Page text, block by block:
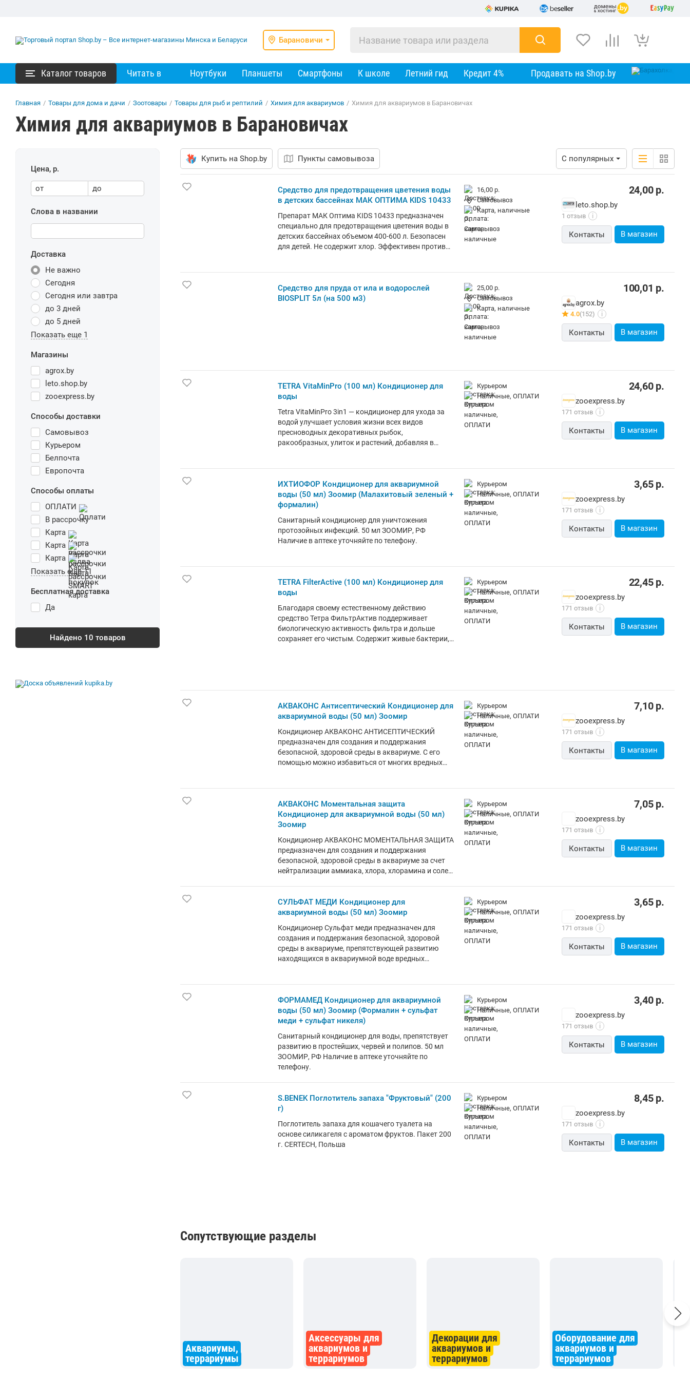
Барановичи
Каталог товаров Читать в Ноутбуки Планшеты Смартфоны К школе Летний гид Кредит 4% Продавать на Shop.by
Главная / Товары для дома и дачи / Зоотовары / Товары для рыб и рептилий / Химия для аквариумов / Химия для аквариумов в Барановичах
Химия для аквариумов в Барановичах
Цена, р.
от до
Слова в названии
Доставка
Не важно
Сегодня
Сегодня или завтра
до 3 дней
до 5 дней
Показать еще 1
Магазины
agrox.by
leto.shop.by
zooexpress.by
Способы доставки
Самовывоз
Курьером
Белпочта
Европочта
Способы оплаты
ОПЛАТИ
В рассрочку
Карта
Карта
Карта
Показать еще 11
Бесплатная доставка
Да
Найдено 10 товаров
Купить на Shop.by Пункты самовывоза С популярных
Средство для предотвращения цветения воды
в детских бассейнах МАК ОПТИМА KIDS 10433
Препарат МАК Оптима KIDS 10433 предназначен
специально для предотвращения цветения воды в
детских бассейнах объемом 400-600 л. Безопасен
для детей. Не содержит хлор. Эффективен против
16,00 р.
Самовывоз
карта, наличные
24,00р.
leto.shop.by
1 отзыв i
Контакты В магазин
Средство для пруда от ила и водорослей
BIOSPLIT 5л (на 500 м3)
25,00 р.
Самовывоз
карта, наличные
100,01 р.
agrox.by
4.0(152) i
Контакты В магазин
TETRA VitaMinPro (100 мл) Кондиционер для
воды
Tetra VitaMinPro 3in1 — кондиционер для ухода за
водой улучшает условия жизни всех видов
пресноводных декоративных рыбок,
ракообразных, улиток и растений, добавляя в
система и активность - Улучшение условий жизни.
100 мл Art 321809 TETRA, Германия
Курьером
наличные, ОПЛАТИ
24,60р.
zooexpress.by
171 отзыв i
Контакты В магазин
ИХТИОФОР Кондиционер для аквариумной
воды (50 мл) Зоомир (Малахитовый зеленый +
формалин)
Санитарный кондиционер для уничтожения
протозойных инфекций. 50 мл ЗООМИР, РФ
Наличие в аптеке уточняйте по телефону.
Курьером
наличные, ОПЛАТИ
3,65р.
zooexpress.by
171 отзыв i
Контакты В магазин
TETRA FilterActive (100 мл) Кондиционер для
воды
Благодаря своему естественному действию
средство Тетра ФильтрАктив поддерживает
биологическую активность фильтра и дольше
сохраняет его чистым. Содержит живые бактерии,
продуктов жизнедеятельности рыб, осадка,
фильтра. 100 мл Art 247031 TETRA, Германия
Курьером
наличные, ОПЛАТИ
22,45р.
zooexpress.by
171 отзыв i
Контакты В магазин
АКВАКОНС Антисептический Кондиционер для
аквариумной воды (50 мл) Зоомир
Кондиционер АКВАКОНС АНТИСЕПТИЧЕСКИЙ
предназначен для создания и поддержания
безопасной, здоровой среды в аквариуме. С его
помощью можно избавиться от многих вредных
аквариума. 50 мл ЗООМИР, РФ Наличие препарата
в аптеке уточняйте по телефону.
Курьером
наличные, ОПЛАТИ
7,10р.
zooexpress.by
171 отзыв i
Контакты В магазин
АКВАКОНС Моментальная защита
Кондиционер для аквариумной воды (50 мл)
Зоомир
Кондиционер АКВАКОНС МОМЕНТАЛЬНАЯ ЗАЩИТА
предназначен для создания и поддержания
безопасной, здоровой среды в аквариуме за счет
нейтрализации аммиака, хлора, хлорамина и солей
препарата в аптеке уточняйте по телефону.
Курьером
наличные, ОПЛАТИ
7,05р.
zooexpress.by
171 отзыв i
Контакты В магазин
СУЛЬФАТ МЕДИ Кондиционер для
аквариумной воды (50 мл) Зоомир
Кондиционер Сульфат меди предназначен для
создания и поддержания безопасной, здоровой
среды в аквариуме, препятствующей развитию
находящихся в аквариумной воде вредных
Курьером
наличные, ОПЛАТИ
3,65р.
zooexpress.by
171 отзыв i
Контакты В магазин
ФОРМАМЕД Кондиционер для аквариумной
воды (50 мл) Зоомир (Формалин + сульфат
меди + сульфат никеля)
Санитарный кондиционер для воды, препятствует
развитию в простейших, червей и полипов. 50 мл
ЗООМИР, РФ Наличие в аптеке уточняйте по
телефону.
Курьером
наличные, ОПЛАТИ
3,40р.
zooexpress.by
171 отзыв i
Контакты В магазин
S.BENEK Поглотитель запаха "Фруктовый" (200
г)
Поглотитель запаха для кошачего туалета на
основе силикагеля с ароматом фруктов. Пакет 200
г. CERTECH, Польша
Курьером
наличные, ОПЛАТИ
8,45р.
zooexpress.by
171 отзыв i
Контакты В магазин
Сопутствующие разделы
Аквариумы,
террариумы
Аксессуары для
аквариумов и
террариумов
Декорации для
аквариумов и
террариумов
Оборудование для
аквариумов и
террариумов